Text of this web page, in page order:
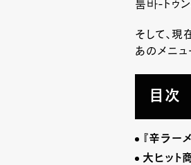
툼바-トゥ
そして、
あのメニュ
目次
『辛ラー
大ヒット